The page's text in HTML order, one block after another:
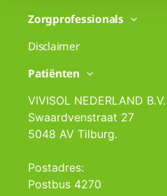
Zorgprofessionals
Disclaimer
Patiënten
VIVISOL NEDERLAND B.V.
Swaardvenstraat 27
5048 AV Tilburg.
Postadres:
Postbus 4270